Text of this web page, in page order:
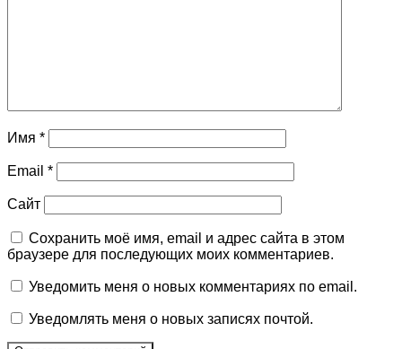
Имя *
Email *
Сайт
Сохранить моё имя, email и адрес сайта в этом
браузере для последующих моих комментариев.
Уведомить меня о новых комментариях по email.
Уведомлять меня о новых записях почтой.